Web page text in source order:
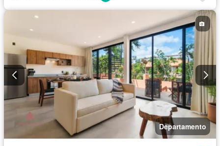
Departamento